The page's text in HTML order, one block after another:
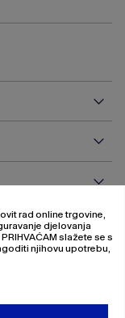
O
rad online trgovine,
djelovanja
PRIHVAĆAM slažete se s
njihovu upotrebu,